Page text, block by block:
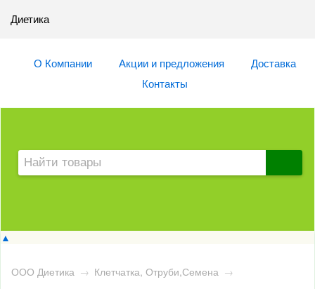
Диетика
О Компании Акции и предложения
Доставка
Контакты
▲
ООО Диетика → Клетчатка, Отруби,Семена →